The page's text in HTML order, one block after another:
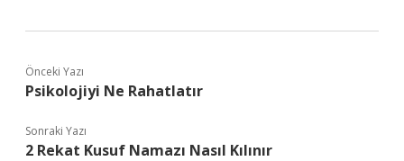
Önceki Yazı
Psikolojiyi Ne Rahatlatır
Sonraki Yazı
2 Rekat Kusuf Namazı Nasıl Kılınır